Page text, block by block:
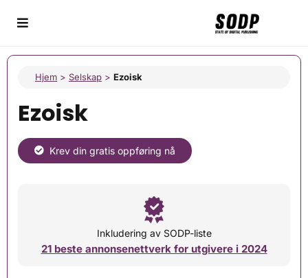
Hjem > Selskap > Ezoisk
Ezoisk
Krev din gratis oppføring nå
Inkludering av SODP-liste
21 beste annonsenettverk for utgivere i 2024